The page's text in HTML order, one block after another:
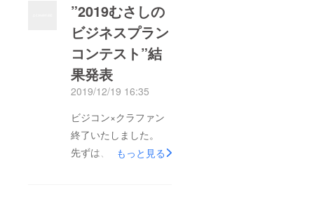
”2019むさしの
ビジネスプラン
コンテスト”結
果発表
2019/12/19 16:35
ビジコン×クラファン
終了いたしました。
先ずは、本プロジェク
もっと見る